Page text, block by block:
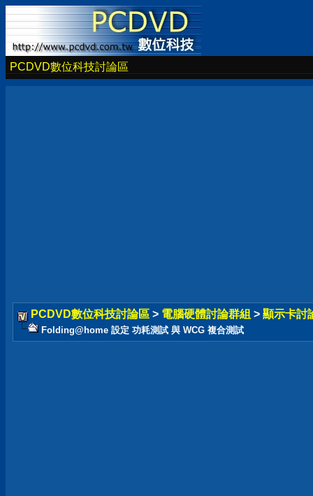
PCDVD數位科技討論區
PCDVD數位科技討論區 > 電腦硬體討論群組 > 顯示卡討
Folding@home 設定 功耗測試 與 WCG 複合測試